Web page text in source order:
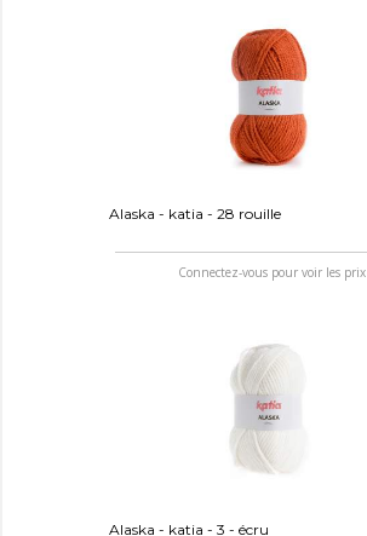
Alaska - katia - 28 rouille
Connectez-vous pour voir les prix
Alaska - katia - 3 - écru